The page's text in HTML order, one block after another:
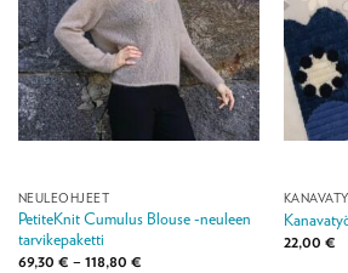
NEULEOHJEET
PetiteKnit Cumulus Blouse -neuleen
tarvikepaketti
69,30 € – 118,80 €Hintaluokka:
22,00 €